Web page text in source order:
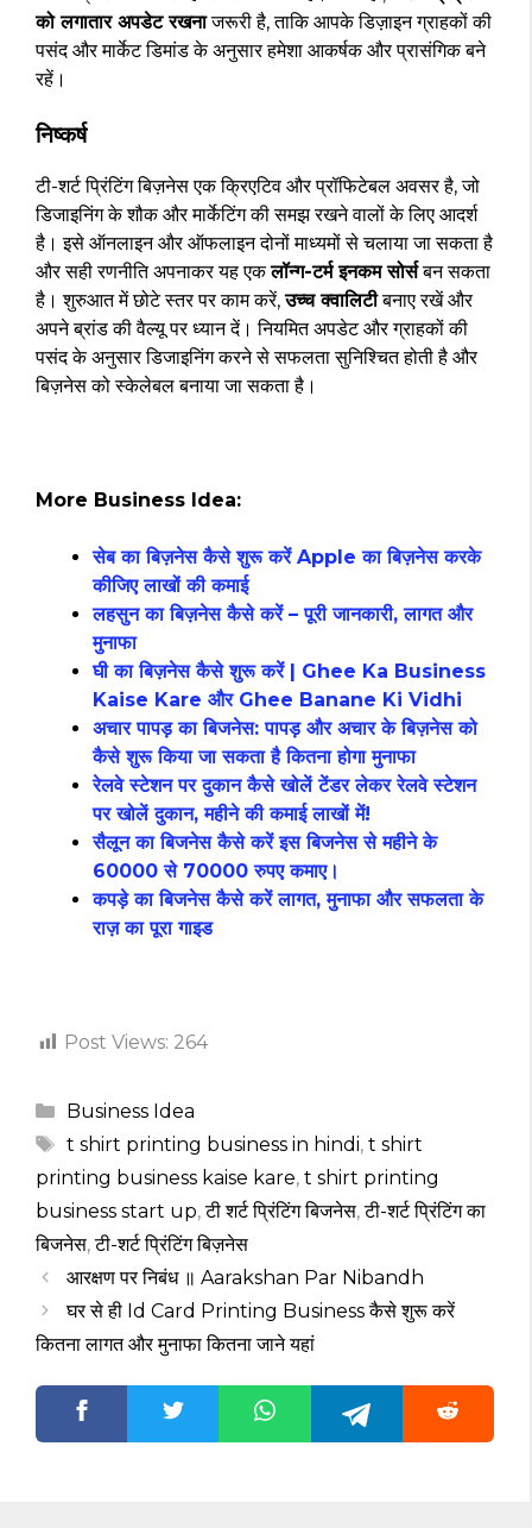
को लगातार अपडेट रखनाजरूरी है, ताकि आपके डिज़ाइन ग्राहकों की
पसंद और मार्केट डिमांड के अनुसार हमेशा आकर्षक और प्रासंगिक बने
रहें।
निष्कर्ष
टी-शर्ट प्रिंटिंग बिज़नेस एक क्रिएटिव और प्रॉफिटेबल अवसर है, जो
डिजाइनिंग के शौक और मार्केटिंग की समझ रखने वालों के लिए आदर्श
है। इसे ऑनलाइन और ऑफलाइन दोनों माध्यमों से चलाया जा सकता है
और सही रणनीति अपनाकर यह एकलॉन्ग-टर्म इनकम सोर्सबन सकता
है। शुरुआत में छोटे स्तर पर काम करें,उच्च क्वालिटीबनाए रखें और
अपने ब्रांड की वैल्यू पर ध्यान दें। नियमित अपडेट और ग्राहकों की
पसंद के अनुसार डिजाइनिंग करने से सफलता सुनिश्चित होती है और
बिज़नेस को स्केलेबल बनाया जा सकता है।
More Business Idea:
सेब का बिज़नेस कैसे शुरू करें Apple का बिज़नेस करके
कीजिए लाखों की कमाई
लहसुन का बिज़नेस कैसे करें – पूरी जानकारी, लागत और
मुनाफा
घी का बिज़नेस कैसे शुरू करें | Ghee Ka Business
Kaise Kare और Ghee Banane Ki Vidhi
अचार पापड़ का बिजनेस: पापड़ और अचार के बिज़नेस को
कैसे शुरू किया जा सकता है कितना होगा मुनाफा
रेलवे स्टेशन पर दुकान कैसे खोलें टेंडर लेकर रेलवे स्टेशन
पर खोलें दुकान, महीने की कमाई लाखों में!
सैलून का बिजनेस कैसे करें इस बिजनेस से महीने के
60000 से 70000 रुपए कमाए।
कपड़े का बिजनेस कैसे करें लागत, मुनाफा और सफलता के
राज़ का पूरा गाइड
Post Views: 264
Categories
Business Idea
Tags
t shirt printing business in hindi, t shirt
printing business kaise kare, t shirt printing
business start up,टी शर्ट प्रिंटिंग बिजनेस,टी-शर्ट प्रिंटिंग का
बिजनेस,टी-शर्ट प्रिंटिंग बिज़नेस
आरक्षण पर निबंध ॥ Aarakshan Par Nibandh
घर से ही Id Card Printing Business कैसे शुरू करें
कितना लागत और मुनाफा कितना जाने यहां